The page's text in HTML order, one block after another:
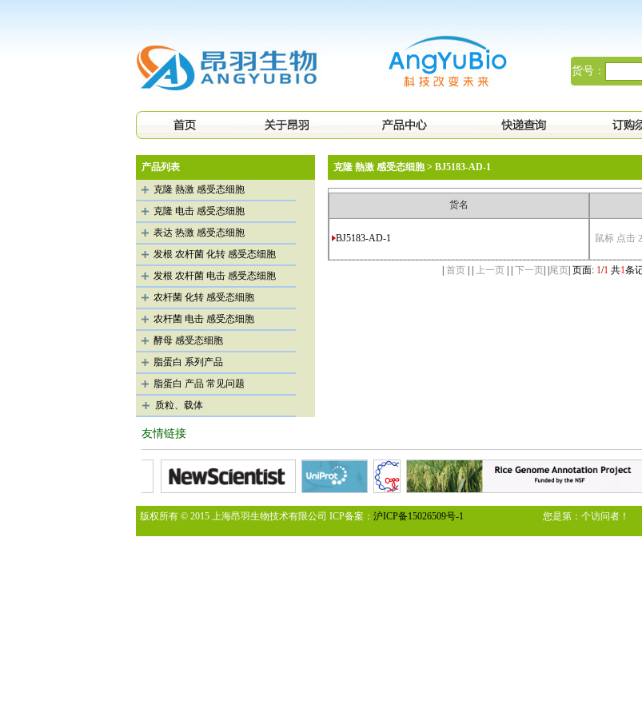
货号：
产品列表
克隆 熱激 感受态细胞
克隆 电击 感受态细胞
表达 热激 感受态细胞
发根 农杆菌 化转 感受态细胞
发根 农杆菌 电击 感受态细胞
农杆菌 化转 感受态细胞
农杆菌 电击 感受态细胞
酵母 感受态细胞
脂蛋白 系列产品
脂蛋白 产品 常见问题
质粒、载体
克隆 熱激 感受态细胞 > BJ5183-AD-1
货名
BJ5183-AD-1 鼠标 点击
首页| | 上一页| | 下一页| | 尾页| 页面: 1/1共1条
友情链接
版权所有 © 2015 上海昂羽生物技术有限公司 ICP备案： 沪ICP备15026509号-1 您是第： 个访问者！